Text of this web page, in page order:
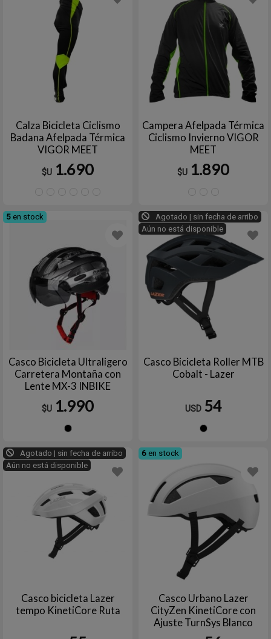
Calza Bicicleta Ciclismo
Badana Afelpada Térmica
VIGOR MEET
$U 1.690
Campera Afelpada Térmica
Ciclismo Invierno VIGOR
MEET
$U 1.890
5 en stock
Casco Bicicleta Ultraligero
Carretera Montaña con
Lente MX-3 INBIKE
$U 1.990
Agotado | sin fecha de arribo
Aún no está disponible
Casco Bicicleta Roller MTB
Cobalt - Lazer
USD 54
Agotado | sin fecha de arribo
Aún no está disponible
Casco bicicleta Lazer
tempo KinetiCore Ruta
6 en stock
Casco Urbano Lazer
CityZen KinetiCore con
Ajuste TurnSys Blanco